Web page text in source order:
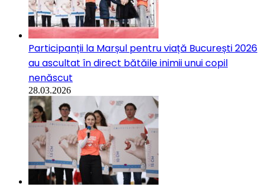
Participanții la Marșul pentru viață București 2026
au ascultat în direct bătăile inimii unui copil
nenăscut
28.03.2026